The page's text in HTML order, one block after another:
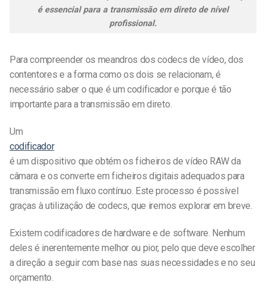
é essencial para a transmissão em direto de nível
profissional.
Para compreender os meandros dos codecs de vídeo, dos
contentores e a forma como os dois se relacionam, é
necessário saber o que é um codificador e porque é tão
importante para a transmissão em direto.
Um
codificador
é um dispositivo que obtém os ficheiros de vídeo RAW da
câmara e os converte em ficheiros digitais adequados para
transmissão em fluxo contínuo. Este processo é possível
graças à utilização de codecs, que iremos explorar em breve.
Existem codificadores de hardware e de software. Nenhum
deles é inerentemente melhor ou pior, pelo que deve escolher
a direção a seguir com base nas suas necessidades e no seu
orçamento.